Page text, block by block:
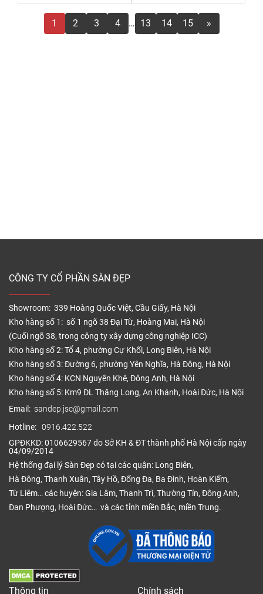
nhất chỉ có tại Sàn Đẹp. LH
0916.422.522 để nhận tư vấn và
Xem chi tiết
đến vẻ đẹp độc đáo cho không
gian nội thất.
Xem chi tiết
1 2 3 4 … 13 14 15 »
CÔNG TY CỔ PHẦN SÀN ĐẸP
Showroom: 339 Hoàng Quốc Việt, Cầu Giấy, Hà Nội
Kho hàng số 1: số 1 ngõ 38 Đại Từ, Hoàng Mai, Hà Nội
(Cuối ngõ 38, trong công ty xây dựng công nghiệp ICC)
Kho hàng số 2: Tổ 4, phường Cự Khối, Long Biên, Hà Nội
Kho hàng số 3: Đường 6, phường Yên Nghĩa, Hà Đông, Hà Nội
Kho hàng số 4: KCN Nguyên Khê, Đông Anh, Hà Nội
Kho hàng số 5: Km9 ĐL Thăng Long, An Khánh, Hoài Đức, Hà Nội
Email: sandep.jsc@gmail.com
Hotline: 0916.422.522
GPĐKKD: 0106629567 do Sở KH & ĐT thành phố Hà Nội cấp ngày
04/09/2014
Hệ thống đại lý Sàn Đẹp có tại các quận: Long Biên,
Hà Đông, Thanh Xuân, Tây Hồ, Đống Đa, Ba Đình, Hoàn Kiếm,
Từ Liêm… các huyện: Gia Lâm, Thanh Trì, Thường Tín, Đông Anh,
Đan Phượng, Hoài Đức… và các tỉnh miền Bắc, miền Trung.
Thông tin Chính sách